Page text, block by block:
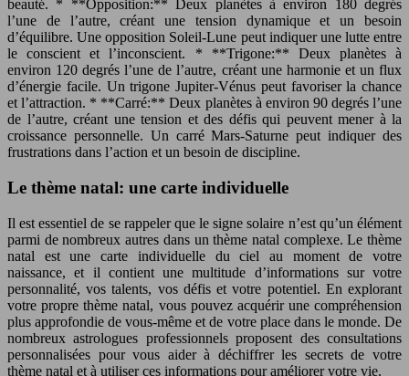
beauté. * **Opposition:** Deux planètes à environ 180 degrés
l’une de l’autre, créant une tension dynamique et un besoin
d’équilibre. Une opposition Soleil-Lune peut indiquer une lutte entre
le conscient et l’inconscient. * **Trigone:** Deux planètes à
environ 120 degrés l’une de l’autre, créant une harmonie et un flux
d’énergie facile. Un trigone Jupiter-Vénus peut favoriser la chance
et l’attraction. * **Carré:** Deux planètes à environ 90 degrés l’une
de l’autre, créant une tension et des défis qui peuvent mener à la
croissance personnelle. Un carré Mars-Saturne peut indiquer des
frustrations dans l’action et un besoin de discipline.
Le thème natal: une carte individuelle
Il est essentiel de se rappeler que le signe solaire n’est qu’un élément
parmi de nombreux autres dans un thème natal complexe. Le thème
natal est une carte individuelle du ciel au moment de votre
naissance, et il contient une multitude d’informations sur votre
personnalité, vos talents, vos défis et votre potentiel. En explorant
votre propre thème natal, vous pouvez acquérir une compréhension
plus approfondie de vous-même et de votre place dans le monde. De
nombreux astrologues professionnels proposent des consultations
personnalisées pour vous aider à déchiffrer les secrets de votre
thème natal et à utiliser ces informations pour améliorer votre vie.